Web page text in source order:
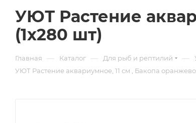
УЮТ Растение
(1х280 шт)
Главная — Каталог — Для рыб и рептилий —
УЮТ Растение аквариумное, 11 см , Бакопа